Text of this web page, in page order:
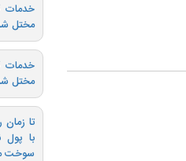
خدمات
مختل
خدمات
مختل
تا زمان
با پول
سوخت